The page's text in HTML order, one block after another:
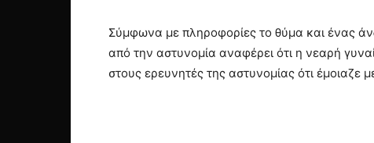
Σύμφωνα με πληροφορίες το θύμα και ένας
από την αστυνομία αναφέρει ότι η νεαρή
στους ερευνητές της αστυνομίας ότι έμοιαζε